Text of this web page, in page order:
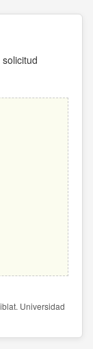
Universidad